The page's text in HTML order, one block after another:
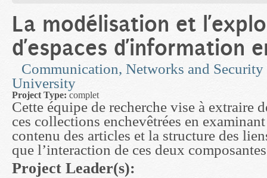
La modélisation et
d’espaces d’information
Communication, Networks and Security
University
Project Type: complet
Cette équipe de recherche vise à extraire
ces collections enchevêtrées en
contenu des articles et la structure des
que l’interaction de ces deux
Project Leader(s):